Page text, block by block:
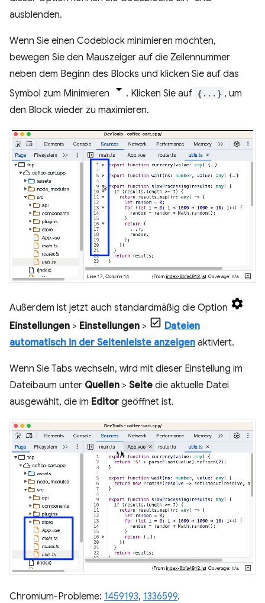
ausblenden.
Wenn Sie einen Codeblock minimieren möchten,
bewegen Sie den Mauszeiger auf die Zeilennummer
neben dem Beginn des Blocks und klicken Sie auf das
Symbol zum Minimieren
. Klicken Sie auf {...} , um
den Block wieder zu maximieren.
Außerdem ist jetzt auch standardmäßig die Option
Einstellungen > Einstellungen >
Dateien
automatisch in der Seitenleiste anzeigen aktiviert.
Wenn Sie Tabs wechseln, wird mit dieser Einstellung im
Dateibaum unter Quellen > Seite die aktuelle Datei
ausgewählt, die im Editor geöffnet ist.
Chromium-Probleme: 1459193, 1336599.